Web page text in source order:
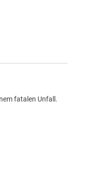
fatalen Unfall.